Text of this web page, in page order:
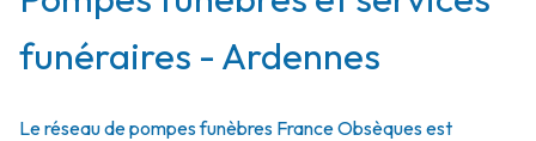
funéraires - Ardennes
Le réseau de pompes funèbres France Obsèques est